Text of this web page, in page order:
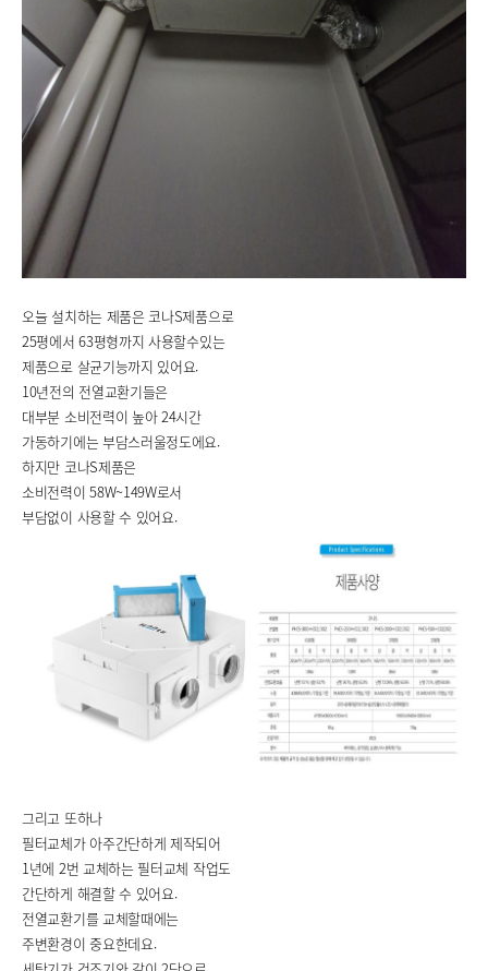
오늘 설치하는 제품은 코나S제품으로
25평에서 63평형까지 사용할수있는
제품으로 살균기능까지 있어요.
10년전의 전열교환기들은
대부분 소비전력이 높아 24시간
가동하기에는 부담스러울정도에요.
하지만 코나S제품은
소비전력이 58W~149W로서
부담없이 사용할 수 있어요.
그리고 또하나
필터교체가 아주간단하게 제작되어
1년에 2번 교체하는 필터교체 작업도
간단하게 해결할 수 있어요.
전열교환기를 교체할때에는
주변환경이 중요한데요.